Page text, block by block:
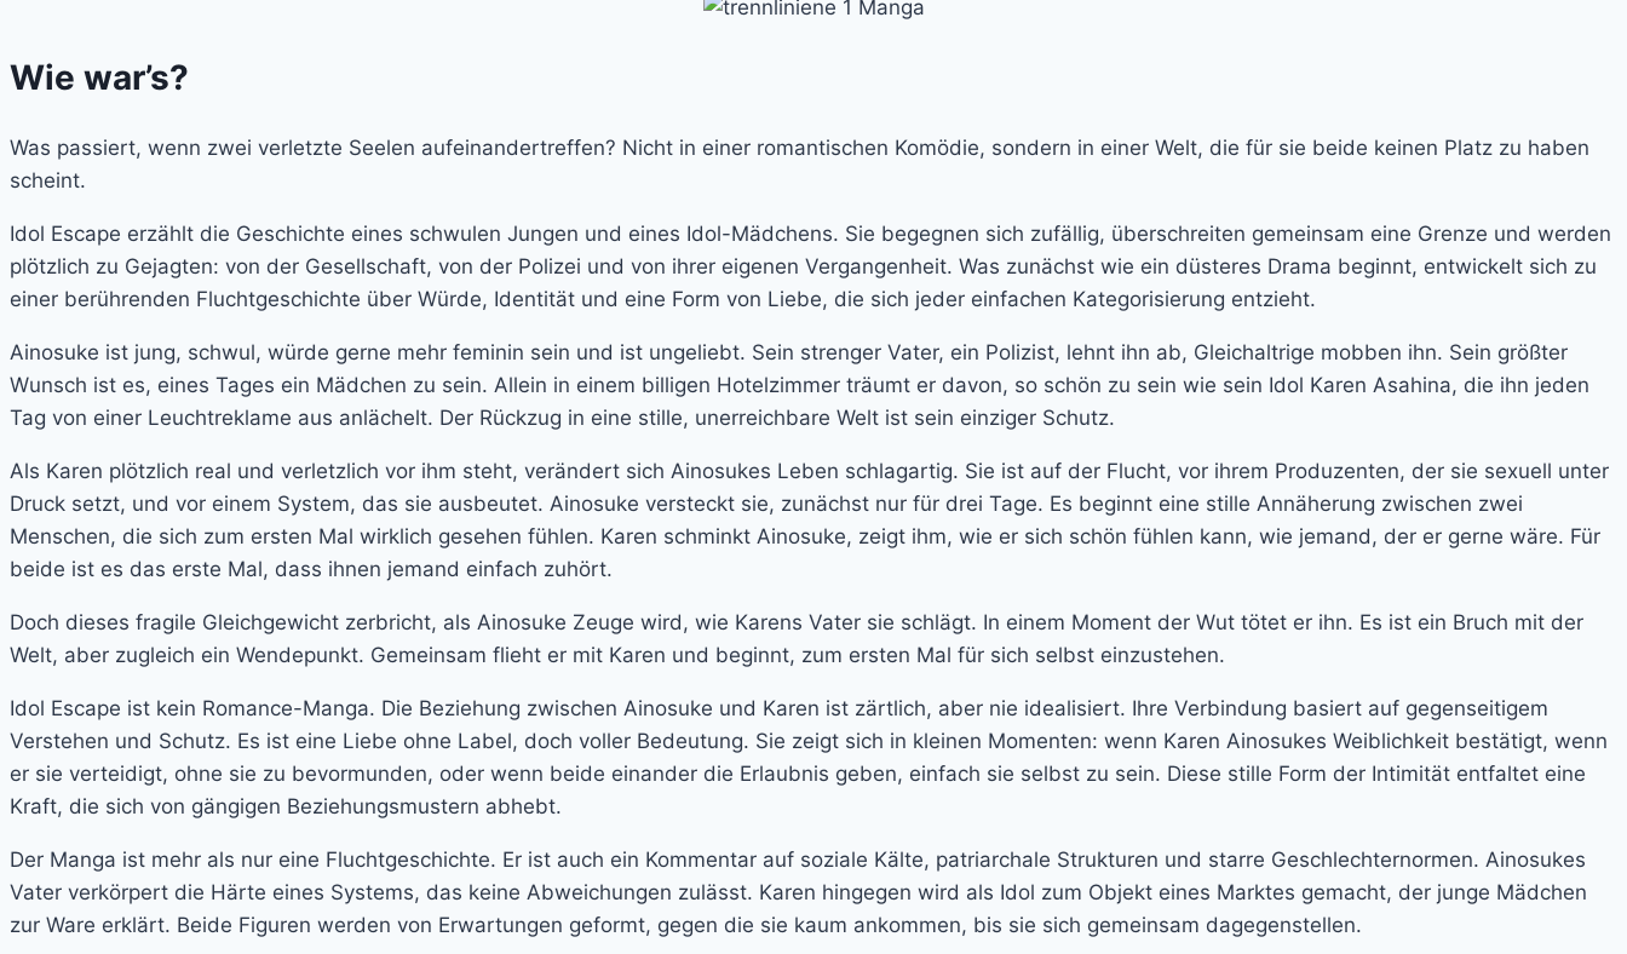
Wie war’s?
Was passiert, wenn zwei verletzte Seelen aufeinandertreffen? Nicht in einer romantischen Komödie, sondern in einer Welt, die für sie beide keinen Platz zu haben
scheint.
Idol Escape erzählt die Geschichte eines schwulen Jungen und eines Idol-Mädchens. Sie begegnen sich zufällig, überschreiten gemeinsam eine Grenze und werden
plötzlich zu Gejagten: von der Gesellschaft, von der Polizei und von ihrer eigenen Vergangenheit. Was zunächst wie ein düsteres Drama beginnt, entwickelt sich zu
einer berührenden Fluchtgeschichte über Würde, Identität und eine Form von Liebe, die sich jeder einfachen Kategorisierung entzieht.
Ainosuke ist jung, schwul, würde gerne mehr feminin sein und ist ungeliebt. Sein strenger Vater, ein Polizist, lehnt ihn ab, Gleichaltrige mobben ihn. Sein größter
Wunsch ist es, eines Tages ein Mädchen zu sein. Allein in einem billigen Hotelzimmer träumt er davon, so schön zu sein wie sein Idol Karen Asahina, die ihn jeden
Tag von einer Leuchtreklame aus anlächelt. Der Rückzug in eine stille, unerreichbare Welt ist sein einziger Schutz.
Als Karen plötzlich real und verletzlich vor ihm steht, verändert sich Ainosukes Leben schlagartig. Sie ist auf der Flucht, vor ihrem Produzenten, der sie sexuell unter
Druck setzt, und vor einem System, das sie ausbeutet. Ainosuke versteckt sie, zunächst nur für drei Tage. Es beginnt eine stille Annäherung zwischen zwei
Menschen, die sich zum ersten Mal wirklich gesehen fühlen. Karen schminkt Ainosuke, zeigt ihm, wie er sich schön fühlen kann, wie jemand, der er gerne wäre. Für
beide ist es das erste Mal, dass ihnen jemand einfach zuhört.
Doch dieses fragile Gleichgewicht zerbricht, als Ainosuke Zeuge wird, wie Karens Vater sie schlägt. In einem Moment der Wut tötet er ihn. Es ist ein Bruch mit der
Welt, aber zugleich ein Wendepunkt. Gemeinsam flieht er mit Karen und beginnt, zum ersten Mal für sich selbst einzustehen.
Idol Escape ist kein Romance-Manga. Die Beziehung zwischen Ainosuke und Karen ist zärtlich, aber nie idealisiert. Ihre Verbindung basiert auf gegenseitigem
Verstehen und Schutz. Es ist eine Liebe ohne Label, doch voller Bedeutung. Sie zeigt sich in kleinen Momenten: wenn Karen Ainosukes Weiblichkeit bestätigt, wenn
er sie verteidigt, ohne sie zu bevormunden, oder wenn beide einander die Erlaubnis geben, einfach sie selbst zu sein. Diese stille Form der Intimität entfaltet eine
Kraft, die sich von gängigen Beziehungsmustern abhebt.
Der Manga ist mehr als nur eine Fluchtgeschichte. Er ist auch ein Kommentar auf soziale Kälte, patriarchale Strukturen und starre Geschlechternormen. Ainosukes
Vater verkörpert die Härte eines Systems, das keine Abweichungen zulässt. Karen hingegen wird als Idol zum Objekt eines Marktes gemacht, der junge Mädchen
zur Ware erklärt. Beide Figuren werden von Erwartungen geformt, gegen die sie kaum ankommen, bis sie sich gemeinsam dagegenstellen.